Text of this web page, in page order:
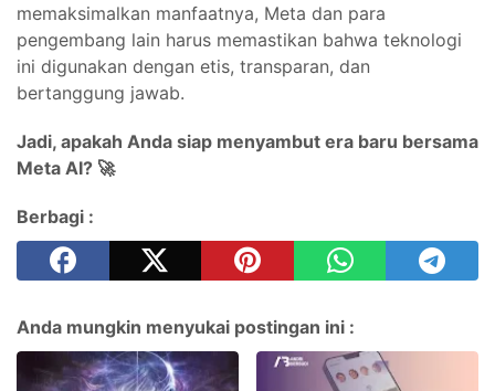
memaksimalkan manfaatnya, Meta dan para
pengembang lain harus memastikan bahwa teknologi
ini digunakan dengan etis, transparan, dan
bertanggung jawab.
Jadi, apakah Anda siap menyambut era baru bersama
Meta AI? 🚀
Berbagi :
Anda mungkin menyukai postingan ini :